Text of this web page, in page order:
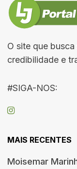
O site que
credibilidade e
#SIGA-NOS:
MAIS RECENTES
Moisemar